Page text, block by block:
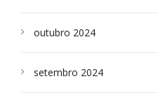
outubro 2024
setembro 2024